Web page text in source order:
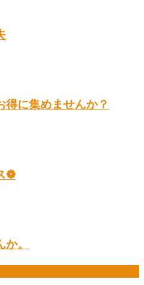
得に集めませんか？
❁
。